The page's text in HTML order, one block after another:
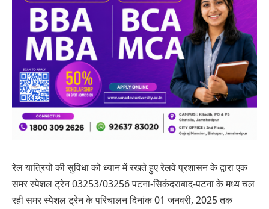
रेल यात्रियो की सुविधा को ध्यान में रखते हुए रेलवे प्रशासन के द्वारा एक
समर स्पेशल ट्रेन 03253/03256 पटना-सिकंदराबाद-पटना के मध्य चल
रही समर स्पेशल ट्रेन के परिचालन दिनांक 01 जनवरी, 2025 तक